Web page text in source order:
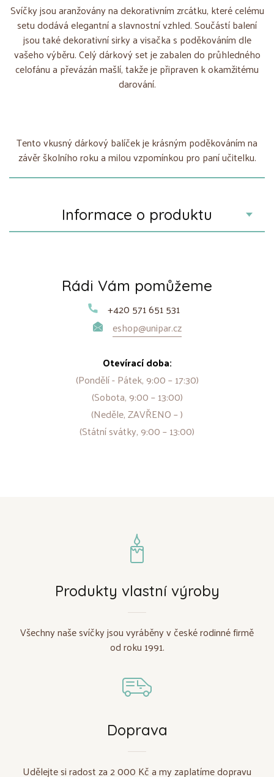
Svíčky jsou aranžovány na dekorativním zrcátku, které celému
setu dodává elegantní a slavnostní vzhled. Součástí balení
jsou také dekorativní sirky a visačka s poděkováním dle
vašeho výběru. Celý dárkový set je zabalen do průhledného
celofánu a převázán mašlí, takže je připraven k okamžitému
darování.
Tento vkusný dárkový balíček je krásným poděkováním na
závěr školního roku a milou vzpomínkou pro paní učitelku.
Informace o produktu
Rádi Vám pomůžeme
+420 571 651 531
eshop@unipar.cz
Otevírací doba:
(Pondělí - Pátek, 9:00 – 17:30)
(Sobota, 9:00 – 13:00)
(Neděle, ZAVŘENO – )
(Státní svátky, 9:00 – 13:00)
Produkty vlastní výroby
Všechny naše svíčky jsou vyráběny v české rodinné firmě
od roku 1991.
Doprava
Udělejte si radost za 2 000 Kč a my zaplatíme dopravu